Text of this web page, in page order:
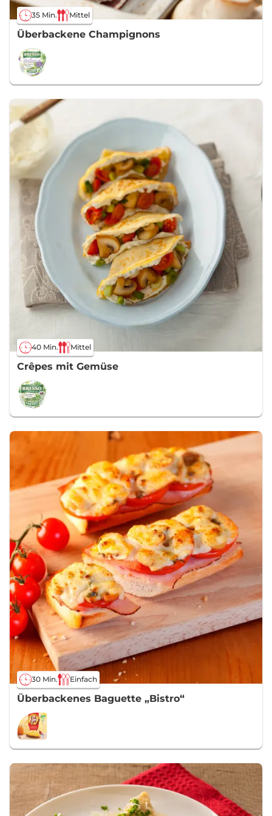
35 Min. Mittel
Überbackene Champignons
40 Min. Mittel
Crêpes mit Gemüse
30 Min. Einfach
Überbackenes Baguette „Bistro“